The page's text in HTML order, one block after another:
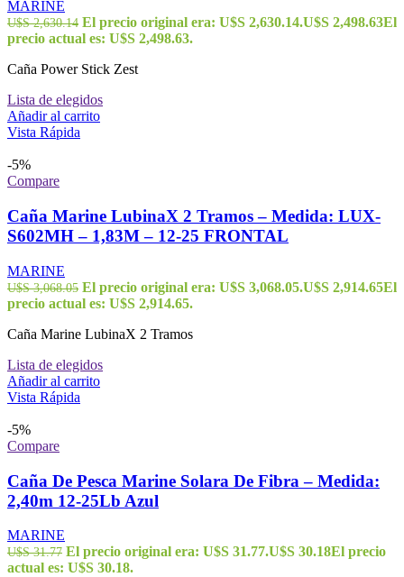
MARINE
U$S2,630.14 El precio original era: U$S 2,630.14.U$S 2,498.63El
precio actual es: U$S 2,498.63.
Caña Power Stick Zest
Lista de elegidos
Añadir al carrito
Vista Rápida
-5%
Compare
Caña Marine LubinaX 2 Tramos – Medida: LUX-
S602MH – 1,83M – 12-25 FRONTAL
MARINE
U$S3,068.05 El precio original era: U$S 3,068.05.U$S 2,914.65El
precio actual es: U$S 2,914.65.
Caña Marine LubinaX 2 Tramos
Lista de elegidos
Añadir al carrito
Vista Rápida
-5%
Compare
Caña De Pesca Marine Solara De Fibra – Medida:
2,40m 12-25Lb Azul
MARINE
U$S31.77 El precio original era: U$S 31.77.U$S 30.18El precio
actual es: U$S 30.18.